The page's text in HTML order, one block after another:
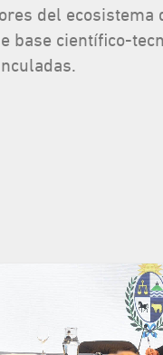
del
base científico-